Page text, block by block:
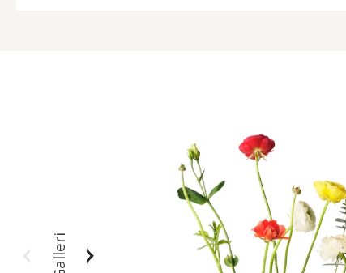
Galleri